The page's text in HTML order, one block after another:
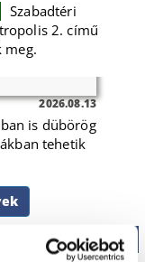
Szabadtéri
2. című
meg.
2026.08.13
is dübörög
tehetik